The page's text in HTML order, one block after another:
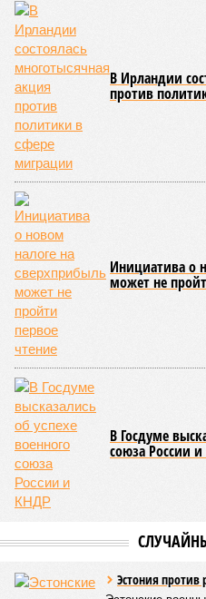
В Ирландии
против
Инициатива о
может не
В Госдуме
союза России
Эстония против